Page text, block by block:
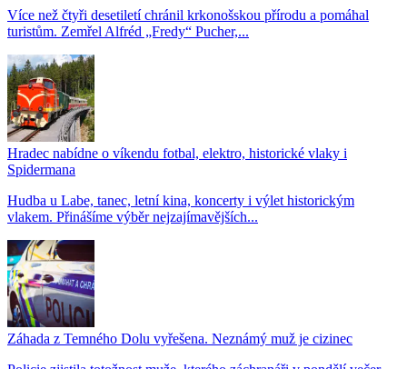
Více než čtyři desetiletí chránil krkonošskou přírodu a pomáhal
turistům. Zemřel Alfréd „Fredy“ Pucher,...
Hradec nabídne o víkendu fotbal, elektro, historické vlaky i
Spidermana
Hudba u Labe, tanec, letní kina, koncerty i výlet historickým
vlakem. Přinášíme výběr nejzajímavějších...
Záhada z Temného Dolu vyřešena. Neznámý muž je cizinec